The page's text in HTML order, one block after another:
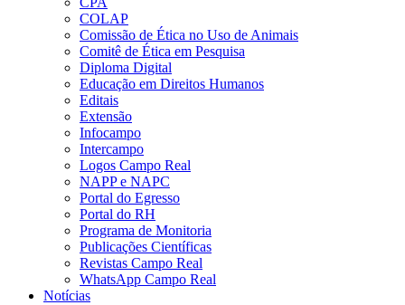
COLAP
Comissão de Ética no Uso de Animais
Comitê de Ética em Pesquisa
Diploma Digital
Educação em Direitos Humanos
Editais
Extensão
Infocampo
Intercampo
Logos Campo Real
NAPP e NAPC
Portal do Egresso
Portal do RH
Programa de Monitoria
Publicações Científicas
Revistas Campo Real
WhatsApp Campo Real
Notícias